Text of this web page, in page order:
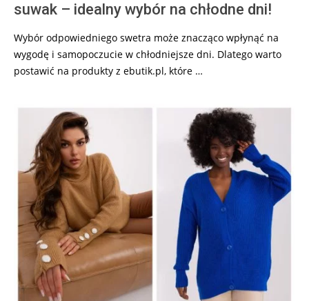
suwak – idealny wybór na chłodne dni!
Wybór odpowiedniego swetra może znacząco wpłynąć na
wygodę i samopoczucie w chłodniejsze dni. Dlatego warto
postawić na produkty z ebutik.pl, które …